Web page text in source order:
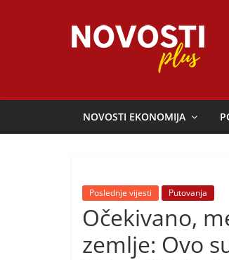
Novosti
Plus
NOVOSTI EKONOMIJA
Poslednje vijesti Putovanja
Očekivano,
zemlje: Ovo